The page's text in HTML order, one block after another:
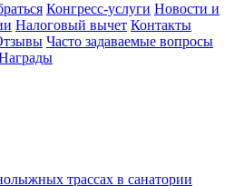
Конгресс-услуги Новости и
Налоговый вычет Контакты
Часто задаваемые вопросы